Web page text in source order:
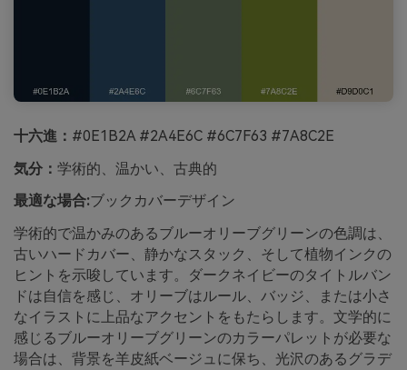
十六進： #0E1B2A #2A4E6C #6C7F63 #7A8C2E
気分： 学術的、温かい、古典的
最適な場合:ブックカバーデザイン
学術的で温かみのあるブルーオリーブグリーンの色調は、
古いハードカバー、静かなスタック、そして植物インクの
ヒントを示唆しています。ダークネイビーのタイトルバン
ドは自信を感じ、オリーブはルール、バッジ、または小さ
なイラストに上品なアクセントをもたらします。文学的に
感じるブルーオリーブグリーンのカラーパレットが必要な
場合は、背景を羊皮紙ベージュに保ち、光沢のあるグラデ